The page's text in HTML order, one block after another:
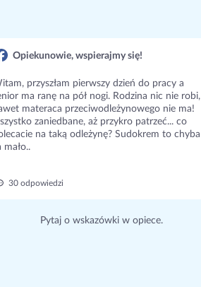
Opiekunowie, wspierajmy się!
przyszłam pierwszy dzień do pracy a
ma ranę na pół nogi. Rodzina nic nie robi,
materaca przeciwodleżynowego nie ma!
zaniedbane, aż przykro patrzeć... co
na taką odleżynę? Sudokrem to chyba
mało..
30 odpowiedzi
Pytaj o wskazówki w opiece.